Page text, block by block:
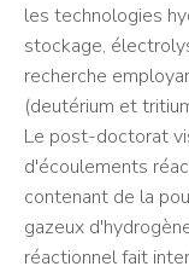
les technologies
stockage,
recherche
(deutérium et
Le post-doctorat
d'écoulements
contenant de la
gazeux
réactionnel fait